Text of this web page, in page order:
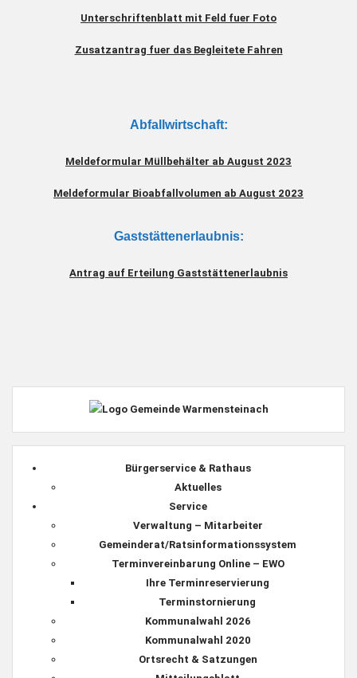
Bürgerservice & Rathaus
Aktuelles
Service
Verwaltung – Mitarbeiter
Gemeinderat/Ratsinformationssystem
Terminvereinbarung Online – EWO
Ihre Terminreservierung
Terminstornierung
Kommunalwahl 2026
Kommunalwahl 2020
Ortsrecht & Satzungen
Unterschriftenblatt mit Feld fuer Foto
Zusatzantrag fuer das Begleitete Fahren
Abfallwirtschaft:
Meldeformular Müllbehälter ab August 2023
Meldeformular Bioabfallvolumen ab August 2023
Gaststättenerlaubnis:
Antrag auf Erteilung Gaststättenerlaubnis